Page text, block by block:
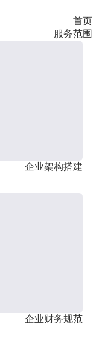
首页
服务范围
企业架构搭建
企业财务规范